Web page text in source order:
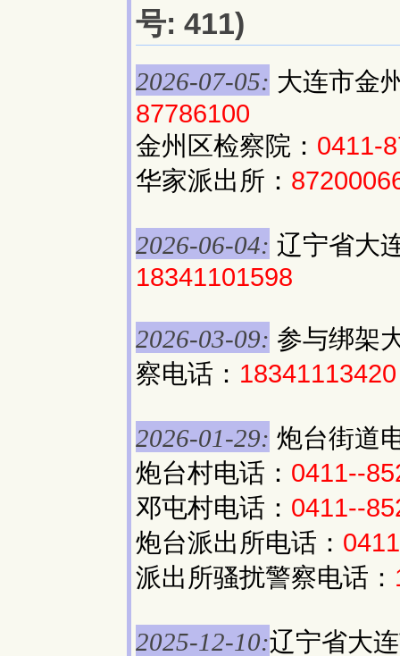
号: 411)
2026-07-05: 大连市金
87786100
金州区检察院： 0411-
华家派出所：
2026-06-04: 辽宁省大
18341101598
2026-03-09: 参与绑架
察电话： 18341113420
2026-01-29: 炮台街道
炮台村电话： 0411--
邓屯村电话： 0411--
炮台派出所电话：
派出所骚扰警察电话：
2025-12-10:辽宁省大